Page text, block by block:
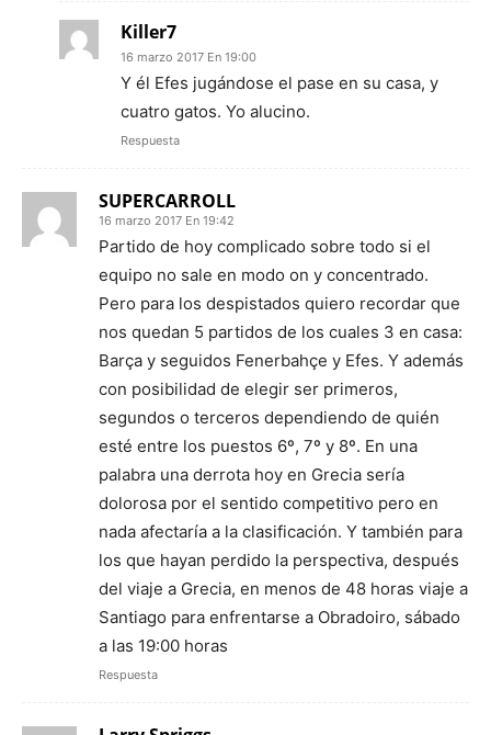
Killer7
16 marzo 2017 En 19:00
Y él Efes jugándose el pase en su casa, y
cuatro gatos. Yo alucino.
Respuesta
SUPERCARROLL
16 marzo 2017 En 19:42
Partido de hoy complicado sobre todo si el
equipo no sale en modo on y concentrado.
Pero para los despistados quiero recordar que
nos quedan 5 partidos de los cuales 3 en casa:
Barça y seguidos Fenerbahçe y Efes. Y además
con posibilidad de elegir ser primeros,
segundos o terceros dependiendo de quién
esté entre los puestos 6º, 7º y 8º. En una
palabra una derrota hoy en Grecia sería
dolorosa por el sentido competitivo pero en
nada afectaría a la clasificación. Y también para
los que hayan perdido la perspectiva, después
del viaje a Grecia, en menos de 48 horas viaje a
Santiago para enfrentarse a Obradoiro, sábado
a las 19:00 horas
Respuesta